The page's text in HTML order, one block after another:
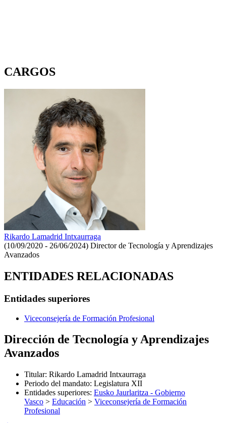
CARGOS
Rikardo Lamadrid Intxaurraga
(10/09/2020 - 26/06/2024) Director de Tecnología y Aprendizajes
Avanzados
ENTIDADES RELACIONADAS
Entidades superiores
Viceconsejería de Formación Profesional
Dirección de Tecnología y Aprendizajes
Avanzados
Titular: Rikardo Lamadrid Intxaurraga
Periodo del mandato: Legislatura XII
Entidades superiores: Eusko Jaurlaritza - Gobierno
Vasco > Educación > Viceconsejería de Formación
Profesional